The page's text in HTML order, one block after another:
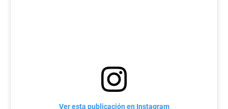
Ver esta publicación en Instagram